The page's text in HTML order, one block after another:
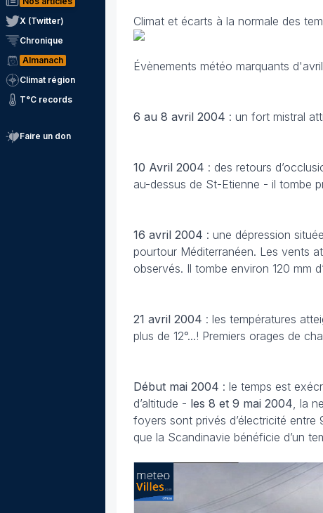
X (Twitter)
Chronique
Almanach
Climat région
T°C records
Faire un don
Climat et écarts à la normale des
Évènements météo marquants
6 au 8 avril 2004 : un fort mistral
10 Avril 2004 : des retours
au-dessus de St-Etienne - il tombe
16 avril 2004 : une dépression
pourtour Méditerranéen. Les vents
observés. Il tombe environ 120 mm
21 avril 2004 : les températures
plus de 12°...! Premiers orages de
Début mai 2004 : le temps est
d’altitude - les 8 et 9 mai 2004, la
foyers sont privés d’électricité
que la Scandinavie bénéficie d’un